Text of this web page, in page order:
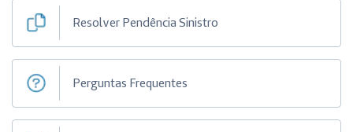
Resolver Pendência Sinistro
Perguntas Frequentes